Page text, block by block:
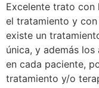
Excelente trato con
el tratamiento y
existe un
única, y además
en cada paciente,
tratamiento y/o